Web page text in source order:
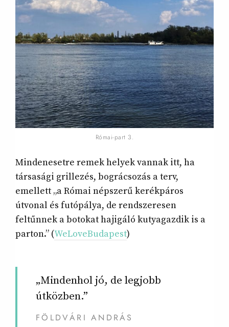
Római-part 3.
Mindenesetre remek helyek vannak itt, ha
társasági grillezés, bográcsozás a terv,
emellett „a Római népszerű kerékpáros
útvonal és futópálya, de rendszeresen
feltűnnek a botokat hajigáló kutyagazdik is a
parton.” (WeLoveBudapest)
„Mindenhol jó, de legjobb
útközben.”
FÖLDVÁRI ANDRÁS